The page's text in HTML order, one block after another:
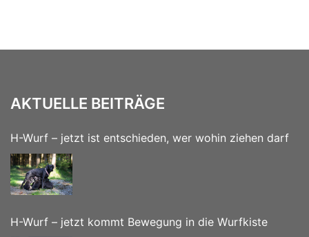
AKTUELLE BEITRÄGE
H-Wurf – jetzt ist entschieden, wer wohin ziehen darf
H-Wurf – jetzt kommt Bewegung in die Wurfkiste